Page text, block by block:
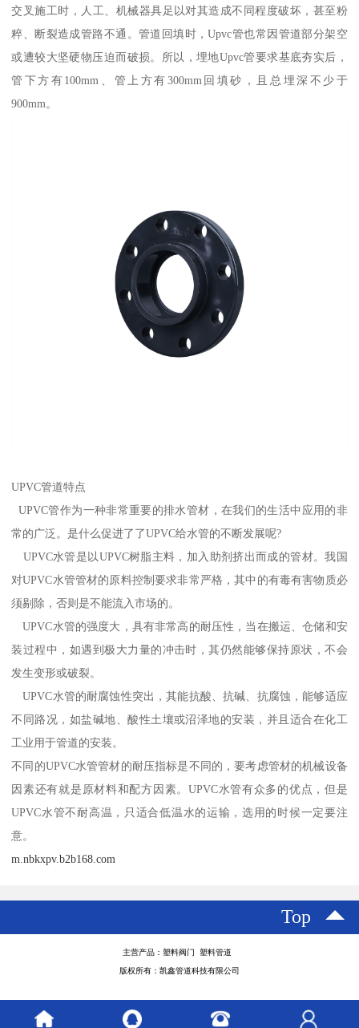
交叉施工时，人工、机械器具足以对其造成不同程度破坏，甚至粉
粹、断裂造成管路不通。管道回填时，Upvc管也常因管道部分架空
或遭较大坚硬物压迫而破损。所以，埋地Upvc管要求基底夯实后，
管下方有100mm、管上方有300mm回填砂，且总埋深不少于
900mm。
UPVC管道特点
UPVC管作为一种非常重要的排水管材，在我们的生活中应用的非
常的广泛。是什么促进了了UPVC给水管的不断发展呢?
UPVC水管是以UPVC树脂主料，加入助剂挤出而成的管材。我国
对UPVC水管管材的原料控制要求非常严格，其中的有毒有害物质必
须剔除，否则是不能流入市场的。
UPVC水管的强度大，具有非常高的耐压性，当在搬运、仓储和安
装过程中，如遇到极大力量的冲击时，其仍然能够保持原状，不会
发生变形或破裂。
UPVC水管的耐腐蚀性突出，其能抗酸、抗碱、抗腐蚀，能够适应
不同路况，如盐碱地、酸性土壤或沼泽地的安装，并且适合在化工
工业用于管道的安装。
不同的UPVC水管管材的耐压指标是不同的，要考虑管材的机械设备
因素还有就是原材料和配方因素。UPVC水管有众多的优点，但是
UPVC水管不耐高温，只适合低温水的运输，选用的时候一定要注
意。
m.nbkxpv.b2b168.com
Top
主营产品：塑料阀门 塑料管道
版权所有：凯鑫管道科技有限公司